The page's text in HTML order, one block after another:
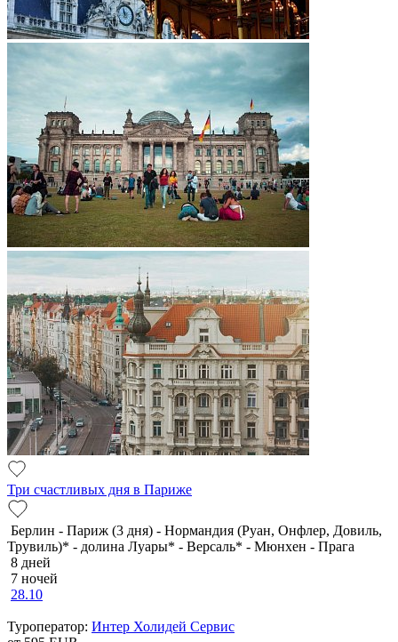
Три счастливых дня в Париже
Берлин - Париж (3 дня) - Нормандия (Руан, Онфлер, Довиль,
Трувиль)* - долина Луары* - Версаль* - Мюнхен - Прага
8 дней
7 ночей
28.10
Туроператор: Интер Холидей Сервис